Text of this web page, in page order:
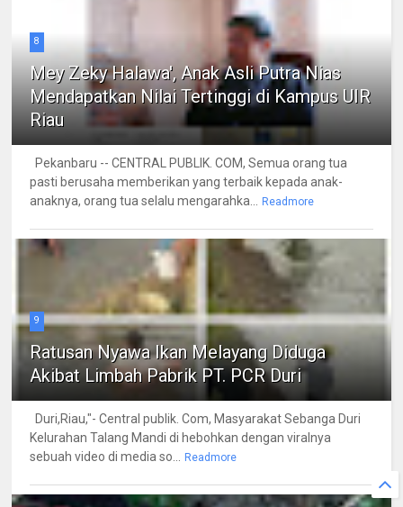
8
Mey Zeky Halawa', Anak Asli Putra Nias
Mendapatkan Nilai Tertinggi di Kampus UIR
Riau
Pekanbaru -- CENTRAL PUBLIK. COM, Semua orang tua
pasti berusaha memberikan yang terbaik kepada anak-
anaknya, orang tua selalu mengarahka...
Readmore
9
Ratusan Nyawa Ikan Melayang Diduga
Akibat Limbah Pabrik PT. PCR Duri
Duri,Riau,"- Central publik. Com, Masyarakat Sebanga Duri
Kelurahan Talang Mandi di hebohkan dengan viralnya
sebuah video di media so...
Readmore